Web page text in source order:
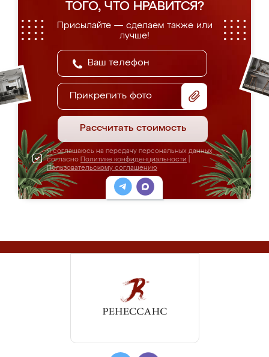
ТОГО, ЧТО НРАВИТСЯ?
Присылайте — сделаем также или
лучше!
Прикрепить фото
Рассчитать стоимость
Я соглашаюсь на передачу персональных данных
согласно Политике конфиденциальности
Пользовательскому соглашению